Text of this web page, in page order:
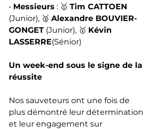
• Messieurs : 🥇 Tim CATTOEN
(Junior), 🥈 Alexandre BOUVIER-
GONGET (Junior), 🥇 Kévin
LASSERRE(Sénior)
Un week-end sous le signe de la
réussite
Nos sauveteurs ont une fois de
plus démontré leur détermination
et leur engagement sur